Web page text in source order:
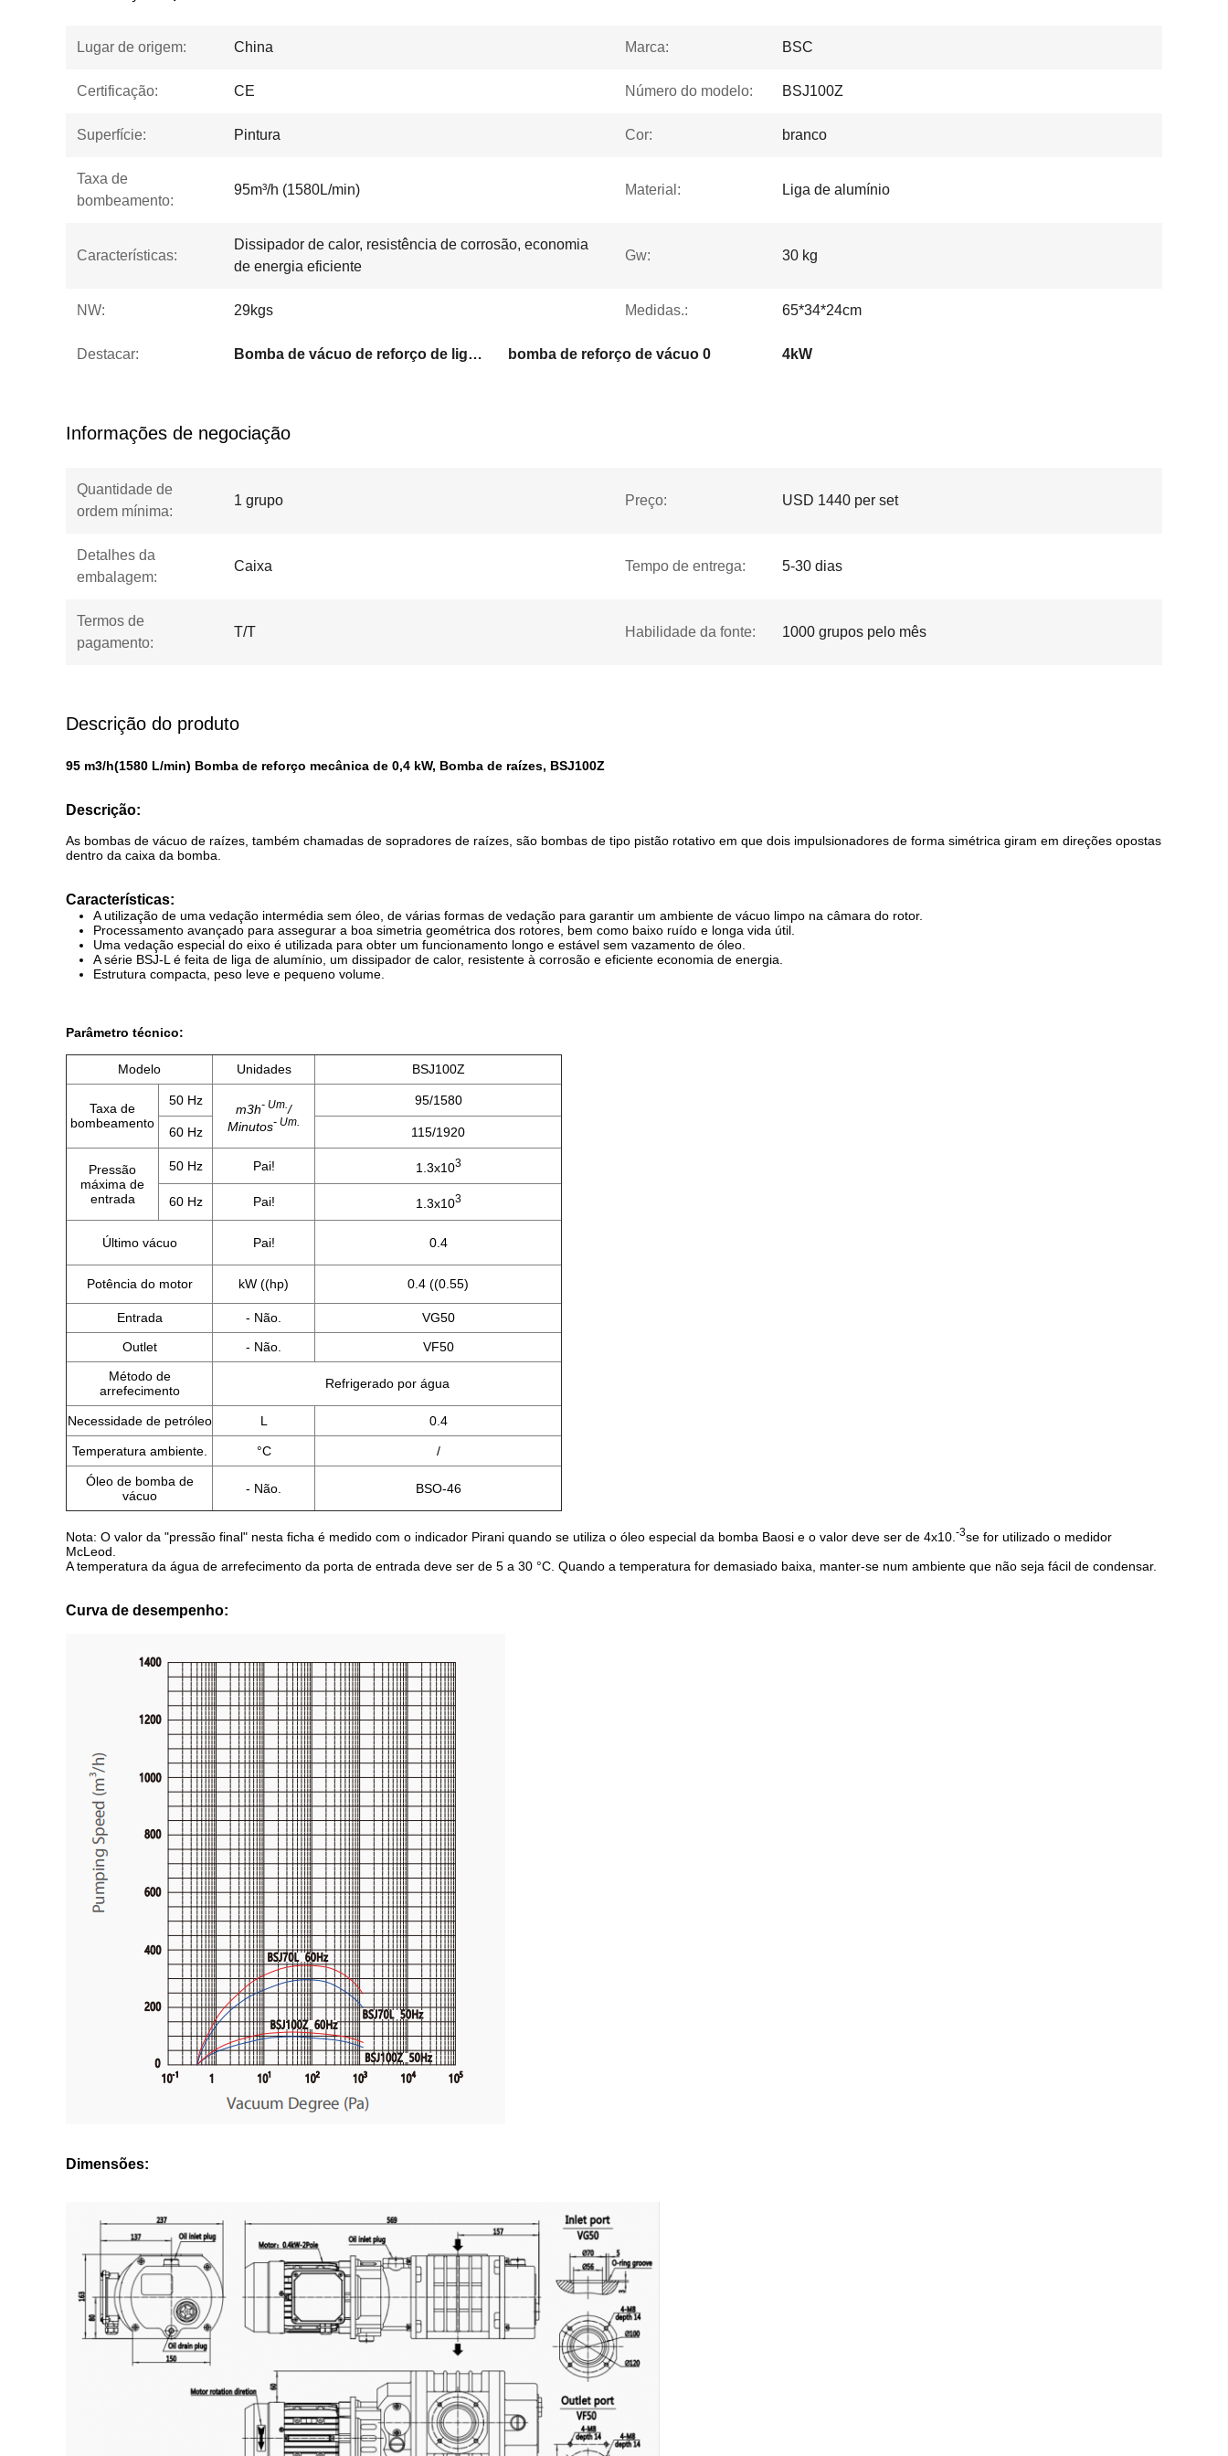
Lugar de origem: China Marca: BSC
Certificação: CE Número do modelo: BSJ100Z
Superfície: Pintura Cor: branco
Taxa de
bombeamento:
95m³/h (1580L/min) Material: Liga de alumínio
Características:
Dissipador de calor, resistência de corrosão, economia
de energia eficiente
Gw: 30 kg
NW: 29kgs Medidas.: 65*34*24cm
Destacar: Bomba de vácuo de reforço de liga de alumínio bomba de reforço de vácuo 0 4kW
Informações de negociação
Quantidade de
ordem mínima:
1 grupo Preço: USD 1440 per set
Detalhes da
embalagem:
Caixa Tempo de entrega: 5-30 dias
Termos de
pagamento:
T/T Habilidade da fonte: 1000 grupos pelo mês
Descrição do produto
95 m3/h(1580 L/min) Bomba de reforço mecânica de 0,4 kW, Bomba de raízes, BSJ100Z
Descrição:
As bombas de vácuo de raízes, também chamadas de sopradores de raízes, são bombas de tipo pistão rotativo em que dois impulsionadores de forma simétrica giram em direções opostas
dentro da caixa da bomba.
Características:
A utilização de uma vedação intermédia sem óleo, de várias formas de vedação para garantir um ambiente de vácuo limpo na câmara do rotor.
Processamento avançado para assegurar a boa simetria geométrica dos rotores, bem como baixo ruído e longa vida útil.
Uma vedação especial do eixo é utilizada para obter um funcionamento longo e estável sem vazamento de óleo.
A série BSJ-L é feita de liga de alumínio, um dissipador de calor, resistente à corrosão e eficiente economia de energia.
Estrutura compacta, peso leve e pequeno volume.
Parâmetro técnico:
Modelo Unidades BSJ100Z
Taxa de
bombeamento
50 Hz
m3h- Um. /
Minutos- Um.
95/1580
60 Hz 115/1920
Pressão
máxima de
entrada
50 Hz Pai! 1.3x103
60 Hz Pai! 1.3x103
Último vácuo Pai! 0.4
Potência do motor kW ((hp) 0.4 ((0.55)
Entrada - Não.
VG50
Outlet
- Não.
VF50
Método de
arrefecimento
Refrigerado por água
Necessidade de petróleo L 0.4
Temperatura ambiente. °C /
Óleo de bomba de
vácuo
- Não. BSO-46
Nota: O valor da "pressão final" nesta ficha é medido com o indicador Pirani quando se utiliza o óleo especial da bomba Baosi e o valor deve ser de 4x10. -3se for utilizado o medidor
McLeod.
A temperatura da água de arrefecimento da porta de entrada deve ser de 5 a 30 °C. Quando a temperatura for demasiado baixa, manter-se num ambiente que não seja fácil de condensar.
Curva de desempenho:
Dimensões: